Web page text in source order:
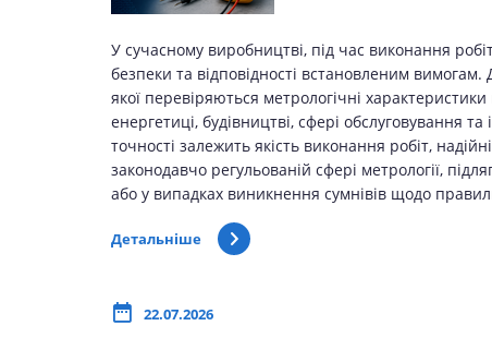
У сучасному виробництві, під час виконання
безпеки та відповідності встановленим
якої перевіряються метрологічні
енергетиці, будівництві, сфері обслуговування
точності залежить якість виконання робіт,
законодавчо регульованій сфері метрології,
або у випадках виникнення сумнівів щодо
Детальніше
22.07.2026